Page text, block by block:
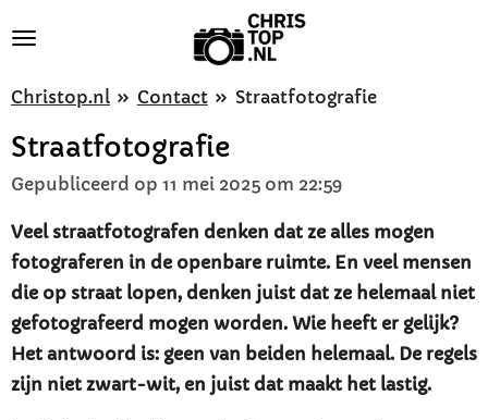
naar
hoofdinhoud
Christop.nl » Contact » Straatfotografie
Straatfotografie
Gepubliceerd op 11 mei 2025 om 22:59
Veel straatfotografen denken dat ze alles mogen
fotograferen in de openbare ruimte. En veel mensen
die op straat lopen, denken juist dat ze helemaal niet
gefotografeerd mogen worden. Wie heeft er gelijk?
Het antwoord is: geen van beiden helemaal. De regels
zijn niet zwart-wit, en juist dat maakt het lastig.